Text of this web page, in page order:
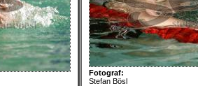
Fotograf:
Stefan Bösl